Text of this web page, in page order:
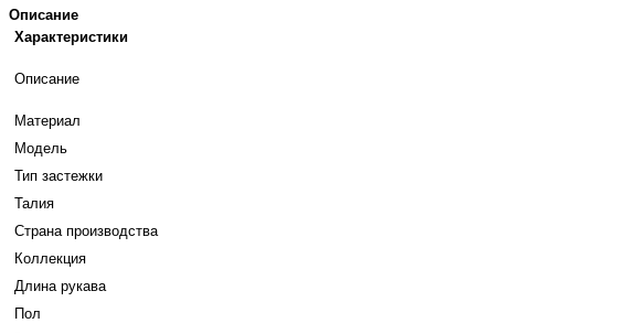
Описание
Характеристики
Описание
Материал
Модель
Тип застежки
Талия
Страна производства
Коллекция
Длина рукава
Пол